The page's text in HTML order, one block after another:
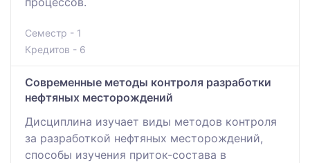
Семестр - 1
Кредитов - 6
Современные методы контроля разработки
нефтяных месторождений
Дисциплина изучает виды методов контроля
за разработкой нефтяных месторождений,
способы изучения приток-состава в